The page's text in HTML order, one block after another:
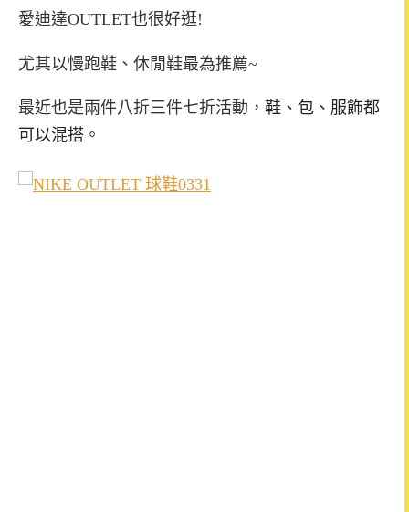
愛迪達OUTLET也很好逛!
尤其以慢跑鞋、休閒鞋最為推薦~
最近也是兩件八折三件七折活動， 鞋、包、服飾都
可以混搭。